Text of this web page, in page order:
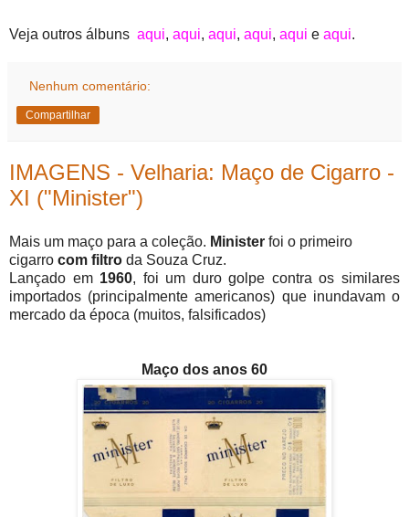
Veja outros álbuns aqui, aqui, aqui, aqui, aqui e aqui.
Nenhum comentário:
Compartilhar
IMAGENS - Velharia: Maço de Cigarro -
XI ("Minister")
Mais um maço para a coleção. Minister foi o primeiro
cigarro com filtro da Souza Cruz.
Lançado em 1960, foi um duro golpe contra os similares
importados (principalmente americanos) que inundavam o
mercado da época (muitos, falsificados)
Maço dos anos 60